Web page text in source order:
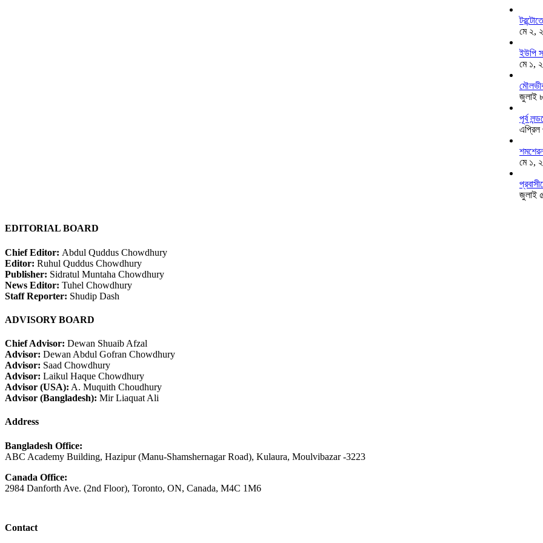
মে ২,
ইউপি
মে ১,
জুলাই
পূর্ব
মে ১,
জুলাই
EDITORIAL BOARD
Chief Editor: Abdul Quddus Chowdhury
Editor: Ruhul Quddus Chowdhury
Publisher: Sidratul Muntaha Chowdhury
News Editor: Tuhel Chowdhury
Staff Reporter: Shudip Dash
ADVISORY BOARD
Chief Advisor: Dewan Shuaib Afzal
Advisor: Dewan Abdul Gofran Chowdhury
Advisor: Saad Chowdhury
Advisor: Laikul Haque Chowdhury
Advisor (USA): A. Muquith Choudhury
Advisor (Bangladesh): Mir Liaquat Ali
Address
Bangladesh Office:
ABC Academy Building, Hazipur (Manu-Shamshernagar Road), Kulaura, Moulvibazar -3223
Canada Office:
2984 Danforth Ave. (2nd Floor), Toronto, ON, Canada, M4C 1M6
Contact